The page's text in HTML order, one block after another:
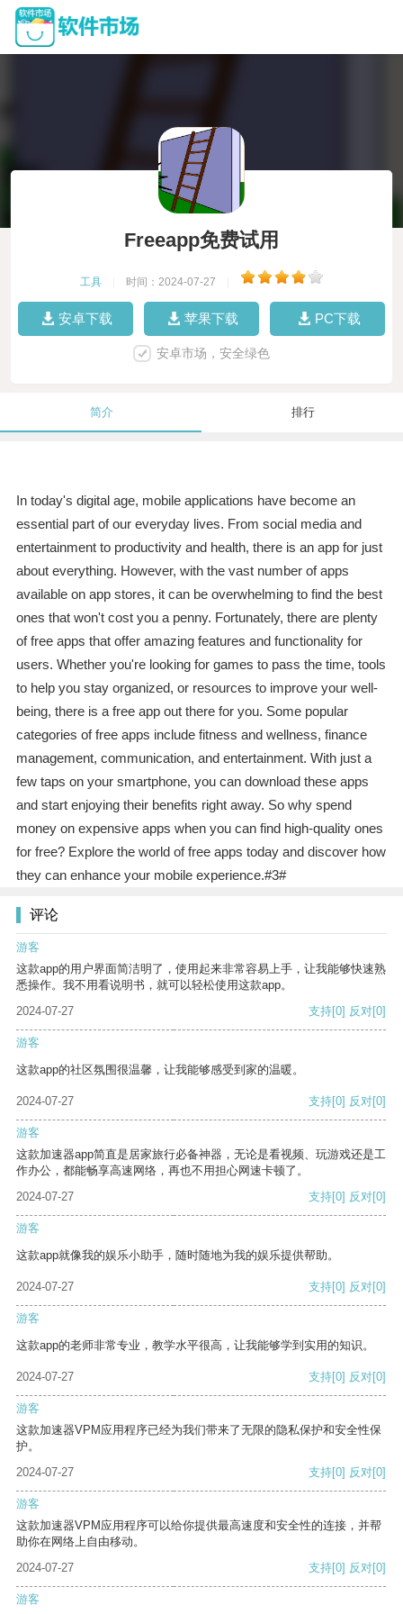
Freeapp免费试用
工具 时间：2024-07-27
安卓下载 苹果下载 PC下载
安卓市场，安全绿色
简介 排行
In today's digital age, mobile applications have become an
essential part of our everyday lives. From social media and
entertainment to productivity and health, there is an app for just
about everything. However, with the vast number of apps
available on app stores, it can be overwhelming to find the best
ones that won't cost you a penny. Fortunately, there are plenty
of free apps that offer amazing features and functionality for
users. Whether you're looking for games to pass the time, tools
to help you stay organized, or resources to improve your well-
being, there is a free app out there for you. Some popular
categories of free apps include fitness and wellness, finance
management, communication, and entertainment. With just a
few taps on your smartphone, you can download these apps
and start enjoying their benefits right away. So why spend
money on expensive apps when you can find high-quality ones
for free? Explore the world of free apps today and discover how
they can enhance your mobile experience.#3#
评论
游客
这款app的用户界面简洁明了，使用起来非常容易上手，让我能够快速熟
悉操作。我不用看说明书，就可以轻松使用这款app。
2024-07-27
支持[0] 反对[0]
游客
这款app的社区氛围很温馨，让我能够感受到家的温暖。
2024-07-27 支持[0] 反对[0]
游客
这款加速器app简直是居家旅行必备神器，无论是看视频、玩游戏还是工
作办公，都能畅享高速网络，再也不用担心网速卡顿了。
2024-07-27
支持[0] 反对[0]
游客
这款app就像我的娱乐小助手，随时随地为我的娱乐提供帮助。
2024-07-27 支持[0] 反对[0]
游客
这款app的老师非常专业，教学水平很高，让我能够学到实用的知识。
2024-07-27 支持[0] 反对[0]
游客
这款加速器VPM应用程序已经为我们带来了无限的隐私保护和安全性保
护。
2024-07-27
支持[0] 反对[0]
游客
这款加速器VPM应用程序可以给你提供最高速度和安全性的连接，并帮
助你在网络上自由移动。
2024-07-27
支持[0] 反对[0]
游客